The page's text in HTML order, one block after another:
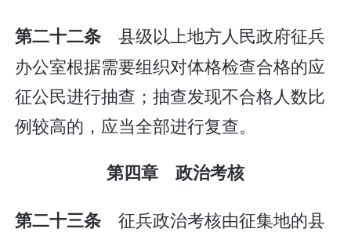
第二十二条 县级以上地方人民政府征兵
办公室根据需要组织对体格检查合格的应
征公民进行抽查；抽查发现不合格人数比
例较高的，应当全部进行复查。
第四章 政治考核
第二十三条 征兵政治考核由征集地的县